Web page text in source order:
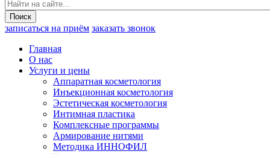
записаться на приём заказать звонок
Главная
О нас
Услуги и цены
Аппаратная косметология
Инъекционная косметология
Эстетическая косметология
Интимная пластика
Комплексные программы
Армирование нитями
Методика ИННОФИЛ